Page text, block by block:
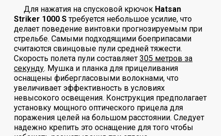
Для нажатия на спусковой крючок Hatsan
Striker 1000 Sтребуется небольшое усилие, что
делает поведение винтовки прогнозируемым при
стрельбе. Самыми подходящими боеприпасами
считаются свинцовые пули средней тяжести.
Скорость полета пули составляет305 метров за
секунду. Мушка и планка для прицеливания
оснащены фибергласовыми волокнами, что
увеличивает эффективность в условиях
невысокого освещения. Конструкция предполагает
установку мощного оптического прицела для
поражения целей на большом расстоянии. Следует
надежно крепить это оснащение для того чтобы